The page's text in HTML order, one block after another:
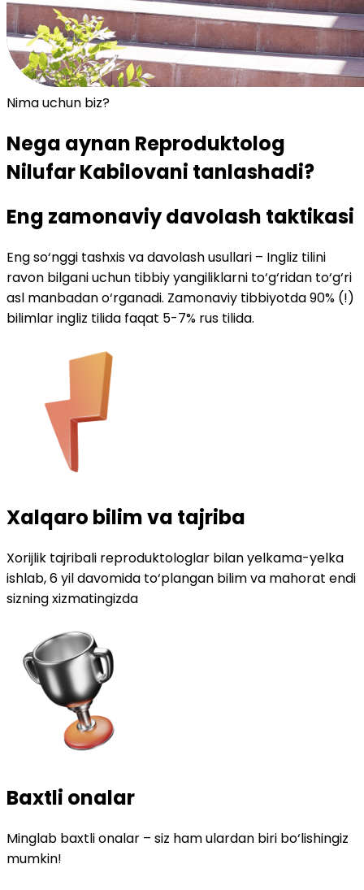
Nima uchun biz?
Nega aynan Reproduktolog
Nilufar Kabilovani tanlashadi?
Eng zamonaviy davolash taktikasi
Eng so‘nggi tashxis va davolash usullari – Ingliz tilini
ravon bilgani uchun tibbiy yangiliklarni to‘g‘ridan to‘g‘ri
asl manbadan o‘rganadi. Zamonaviy tibbiyotda 90% (!)
bilimlar ingliz tilida faqat 5-7% rus tilida.
Xalqaro bilim va tajriba
Xorijlik tajribali reproduktologlar bilan yelkama-yelka
ishlab, 6 yil davomida to‘plangan bilim va mahorat endi
sizning xizmatingizda
Baxtli onalar
Minglab baxtli onalar – siz ham ulardan biri bo‘lishingiz
mumkin!